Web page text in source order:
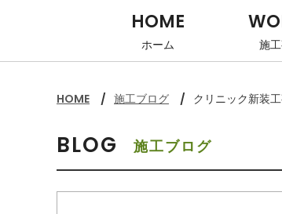
HOME
ホーム 施
HOME 施工ブログ クリニック新装
BLOG 施工ブログ